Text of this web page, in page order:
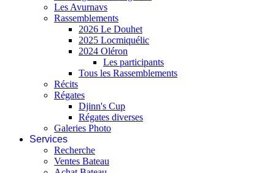
Les Avurnavs
Rassemblements
2026 Le Douhet
2025 Locmiquélic
2024 Oléron
Les participants
Tous les Rassemblements
Récits
Régates
Djinn's Cup
Régates diverses
Galeries Photo
Services
Recherche
Ventes Bateau